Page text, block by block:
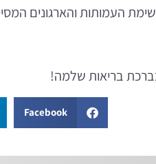
העמותות והארגונים
בריאות שלמה!
Facebook